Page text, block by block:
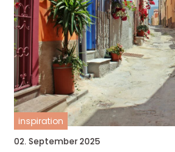
inspiration
02. September 2025